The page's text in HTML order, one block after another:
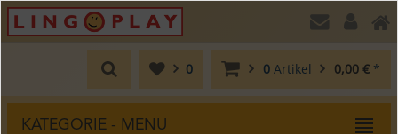
0 Artikel 0,00 € *
0
KATEGORIE - MENU